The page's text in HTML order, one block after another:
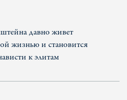
давно живет
жизнью и становится
к элитам